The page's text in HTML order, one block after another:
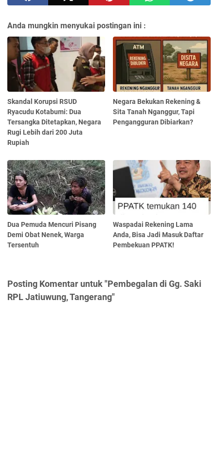
Anda mungkin menyukai postingan ini :
Skandal Korupsi RSUD
Ryacudu Kotabumi: Dua
Tersangka Ditetapkan, Negara
Rugi Lebih dari 200 Juta
Rupiah
Negara Bekukan Rekening &
Sita Tanah Nganggur, Tapi
Pengangguran Dibiarkan?
Dua Pemuda Mencuri Pisang
Demi Obat Nenek, Warga
Tersentuh
Waspadai Rekening Lama
Anda, Bisa Jadi Masuk Daftar
Pembekuan PPATK!
Posting Komentar untuk "Pembegalan di Gg. Saki
RPL Jatiuwung, Tangerang"